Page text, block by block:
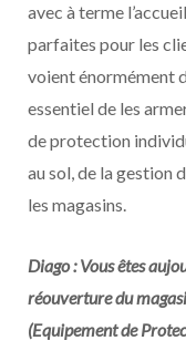
avec à terme
parfaites pour les
voient énormément
essentiel de les
de protection
au sol, de la gestion
les magasins.
Diago : Vous êtes
réouverture du
(Equipement de